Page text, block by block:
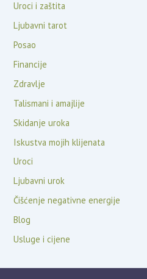
Uroci i zaštita
Ljubavni tarot
Posao
Financije
Zdravlje
Talismani i amajlije
Skidanje uroka
Iskustva mojih klijenata
Uroci
Ljubavni urok
Čišćenje negativne energije
Blog
Usluge i cijene